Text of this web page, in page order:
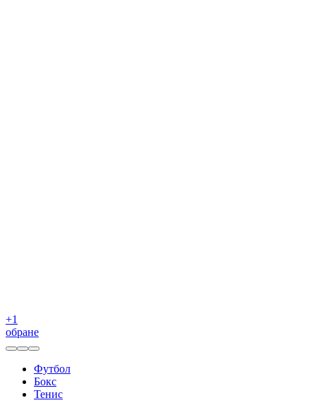
+1
обране
Футбол
Бокс
Тенис